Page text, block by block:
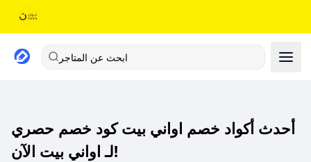
ابحث عن المتاجر
أحدث أكواد خصم اواني بيت كود خصم حصري
لـ اواني بيت الآن!